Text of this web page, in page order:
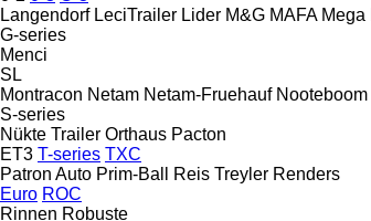
Langendorf LeciTrailer Lider M&G MAFA Mega
G-series
Menci
SL
Montracon Netam Netam-Fruehauf Nooteboom
S-series
Nükte Trailer Orthaus Pacton
ET3 T-series TXC
Patron Auto Prim-Ball Reis Treyler Renders
Euro ROC
Rinnen Robuste